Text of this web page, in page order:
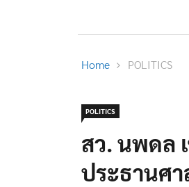
Home POLITICS
POLITICS
สว. นพดล
ประธานศ